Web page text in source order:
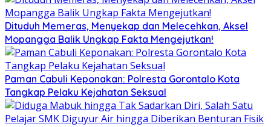
Dituduh Memeras, Menyekap dan Melecehkan, Aksel
Mopangga Balik Ungkap Fakta Mengejutkan!
Paman Cabuli Keponakan: Polresta Gorontalo Kota
Tangkap Pelaku Kejahatan Seksual